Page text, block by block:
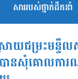
សាររបស់ថ្នាក់ដឹកនាំ
ាយជម្រះមន្
ប់បានសុំគោលកា